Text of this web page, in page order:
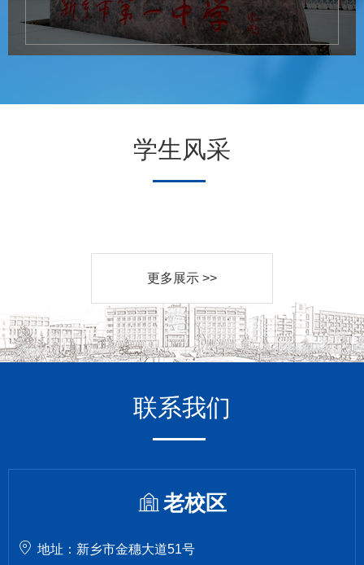
学生风采
更多展示 >>
联系我们
老校区
地址：新乡市金穗大道51号